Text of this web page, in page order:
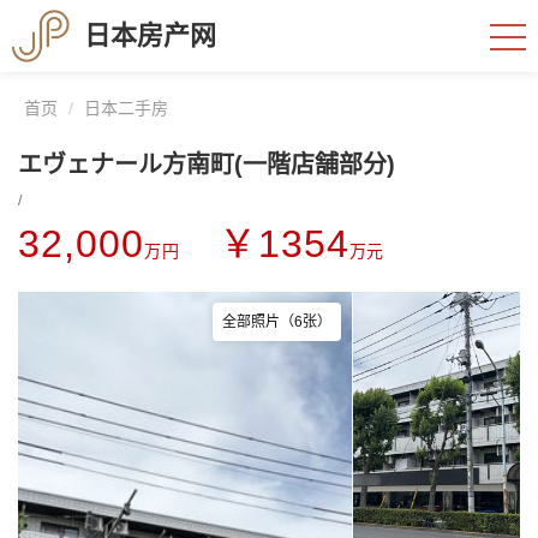
日本房产网
首页 日本二手房
エヴェナール方南町(一階店舗部分)
/
32,000万円 ￥1354万元
全部照片（6张）